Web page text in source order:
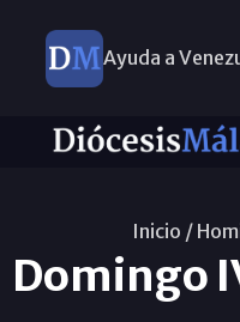
Ayuda a
Inicio /
Domingo